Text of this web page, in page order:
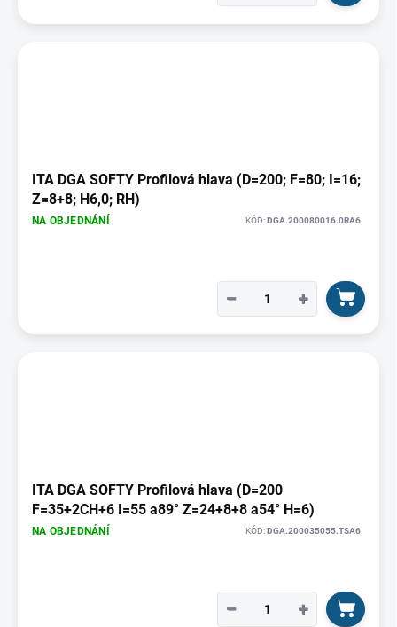
ITA DGA SOFTY Profilová hlava (D=200; F=80; I=16;
Z=8+8; H6,0; RH)
NA OBJEDNÁNÍ KÓD:DGA.200080016.0RA6
+
−
ITA DGA SOFTY Profilová hlava (D=200
F=35+2CH+6 I=55 a89° Z=24+8+8 a54° H=6)
NA OBJEDNÁNÍ KÓD:DGA.200035055.TSA6
+
−